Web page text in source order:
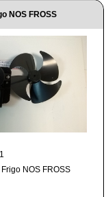
NOS FROSS
NOS FROSS